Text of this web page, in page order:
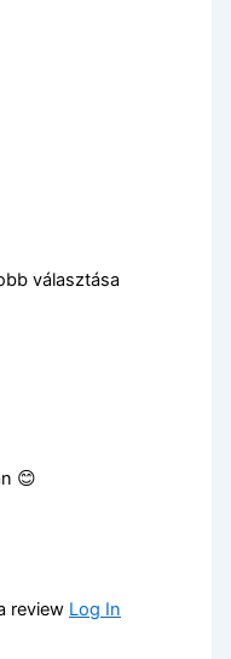
választása
😊
review Log In